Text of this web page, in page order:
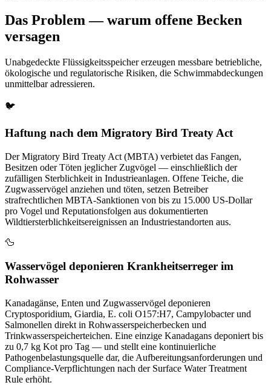
Das Problem — warum offene Becken
versagen
Unabgedeckte Flüssigkeitsspeicher erzeugen messbare betriebliche,
ökologische und regulatorische Risiken, die Schwimmabdeckungen
unmittelbar adressieren.
🐦
Haftung nach dem Migratory Bird Treaty Act
Der Migratory Bird Treaty Act (MBTA) verbietet das Fangen,
Besitzen oder Töten jeglicher Zugvögel — einschließlich der
zufälligen Sterblichkeit in Industrieanlagen. Offene Teiche, die
Zugwasservögel anziehen und töten, setzen Betreiber
strafrechtlichen MBTA-Sanktionen von bis zu 15.000 US-Dollar
pro Vogel und Reputationsfolgen aus dokumentierten
Wildtiersterblichkeitsereignissen an Industriestandorten aus.
🦆
Wasservögel deponieren Krankheitserreger im
Rohwasser
Kanadagänse, Enten und Zugwasservögel deponieren
Cryptosporidium, Giardia, E. coli O157:H7, Campylobacter und
Salmonellen direkt in Rohwasserspeicherbecken und
Trinkwasserspeicherteichen. Eine einzige Kanadagans deponiert bis
zu 0,7 kg Kot pro Tag — und stellt eine kontinuierliche
Pathogenbelastungsquelle dar, die Aufbereitungsanforderungen und
Compliance-Verpflichtungen nach der Surface Water Treatment
Rule erhöht.